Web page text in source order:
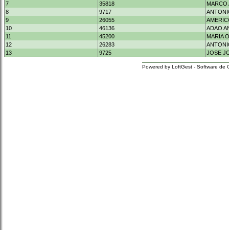
7
35818
MARCO
8
9717
9
26055
10
46136
ADAO
11
45200
MARIA
12
26283
13
9725 JOSE
Powered by LoftGest - Software de